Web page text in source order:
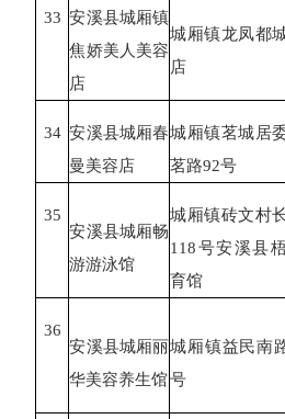
33 安溪县城厢镇
焦娇美人美容
店
城厢镇龙凤都
店
34 安溪县城厢春
曼美容店
城厢镇茗城居
茗路92号
35
安溪县城厢畅
游游泳馆
城厢镇砖文村
118号安溪县
育馆
36
安溪县城厢丽
华美容养生馆
城厢镇益民南
号